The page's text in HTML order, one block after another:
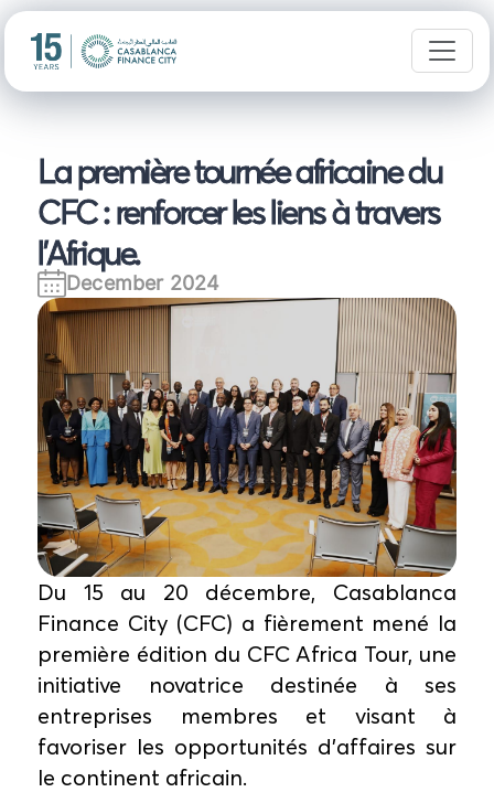
La première tournée africaine du
CFC : renforcer les liens à travers
l'Afrique.
December 2024
Du 15 au 20 décembre, Casablanca
Finance City (CFC) a fièrement mené la
première édition du CFC Africa Tour, une
initiative novatrice destinée à ses
entreprises membres et visant à
favoriser les opportunités d'affaires sur
le continent africain.